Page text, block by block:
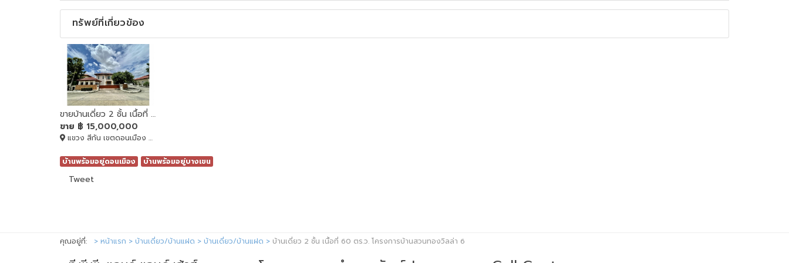
ทรัพย์ที่เกี่ยวข้อง
ขายบ้านเดี่ยว 2 ชั้น เนื้อที่ 118.1 ตารางวา Grand Canal Donmuang สวย-พร้อมอยู่
ขาย ฿ 15,000,000
แขวง สีกัน เขตดอนเมือง กรุงเทพมหานคร, ดอนเมือง, BANGKOK , 10210
บ้านพร้อมอยู่ดอนเมือง บ้านพร้อมอยู่บางเขน
Tweet
คุณอยู่ที่: หน้าแรก บ้านเดี่ยว/บ้านแฝด บ้านเดี่ยว/บ้านแฝด บ้านเดี่ยว 2 ชั้น เนื้อที่ 60 ตร.ว. โครงการบ้านสวนทองวิลล่า 6